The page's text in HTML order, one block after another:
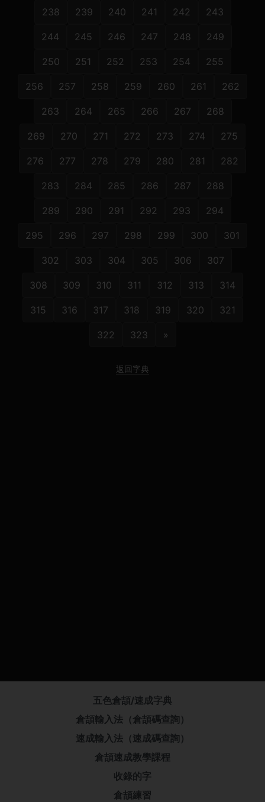
238 239 240 241 242 243
244 245 246 247 248 249
250 251 252 253 254 255
256 257 258 259 260 261 262
263 264 265 266 267 268
269 270 271 272 273 274 275
276 277 278 279 280 281 282
283 284 285 286 287 288
289 290 291 292 293 294
295 296 297 298 299 300 301
302 303 304 305 306 307
308 309 310 311 312 313 314
315 316 317 318 319 320 321
322 323 »
返回字典
五色倉頡/速成字典
倉頡輸入法（倉頡碼查詢）
速成輸入法（速成碼查詢）
倉頡速成教學課程
收錄的字
倉頡練習